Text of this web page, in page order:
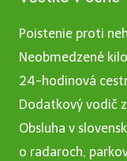
Poistenie proti
Neobmedzené
24-hodinová
Dodatkový vodič
Obsluha v
o radaroch,